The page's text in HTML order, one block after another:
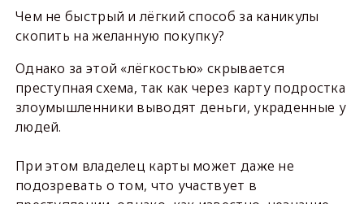
Чем не быстрый и лёгкий способ за каникулы
скопить на желанную покупку?
Однако за этой «лёгкостью» скрывается
преступная схема, так как через карту подростка
злоумышленники выводят деньги, украденные у
людей.
При этом владелец карты может даже не
подозревать о том, что участвует в